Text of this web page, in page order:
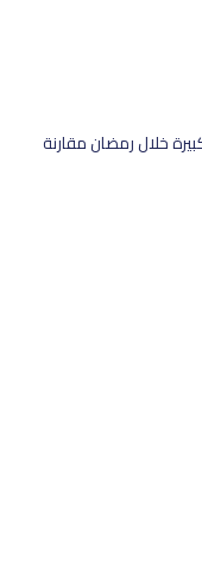
خلال رمضان مقارنة